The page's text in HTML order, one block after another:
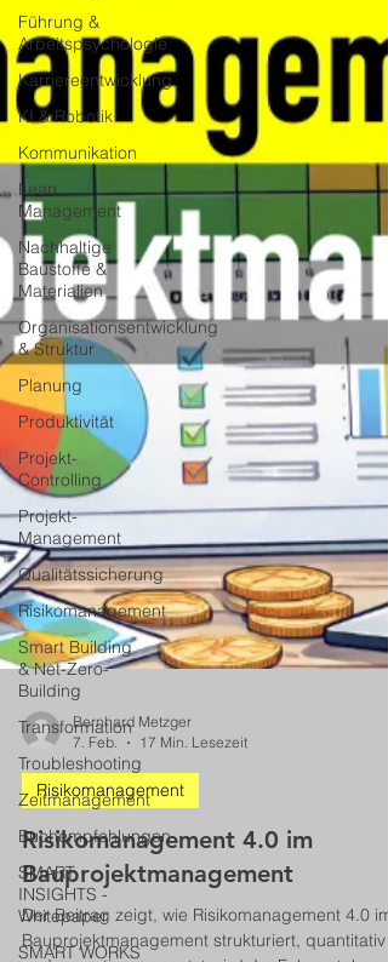
Führung &
Arbeitspsychologie
Karriereentwicklung
KI & Robotik
Kommunikation
Lean
Management
Nachhaltige
Baustoffe &
Materialien
Organisationsentwicklung
& Struktur
Planung
Produktivität
Projekt-
Controlling
Projekt-
Management
Qualitätssicherung
Risikomanagement
Smart Building
& Net-Zero-
Building
Transformation
Troubleshooting
Zeitmanagement
Buchempfehlungen
SMART
INSIGHTS -
Whitepaper
SMART WORKS
Bernhard Metzger
7. Feb.
17 Min. Lesezeit
Risikomanagement
Risikomanagement 4.0 im
Bauprojektmanagement